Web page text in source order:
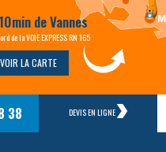
38 DEVIS EN LIGNE
de Vannes
de la VOIE EXPRESS RN 165
VOIR LA CARTE